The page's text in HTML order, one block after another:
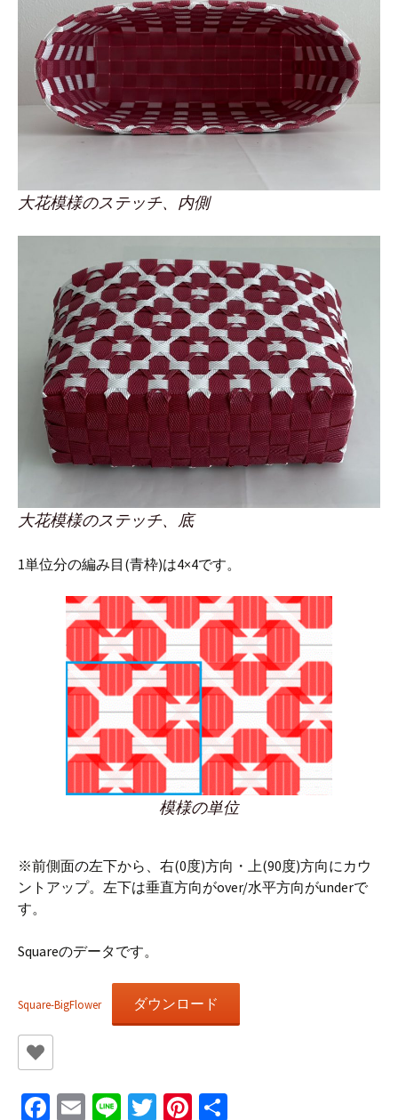
大花模様のステッチ、内側
大花模様のステッチ、底
1単位分の編み目(青枠)は4×4です。
模様の単位
※前側面の左下から、右(0度)方向・上(90度)方向にカウ
ントアップ。左下は垂直方向がover/水平方向がunderで
す。
Squareのデータです。
Square-BigFlower ダウンロード
Fa E
Li T
Pi